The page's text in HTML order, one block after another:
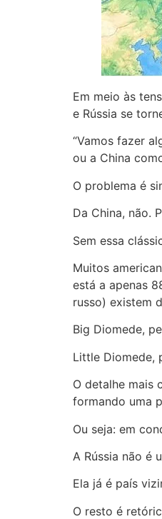
Em meio às
e Rússia se
“Vamos fazer
ou a China
O problema é
Da China, não.
Sem essa
Muitos
está a apenas
russo) existem
Big Diomede,
Little Diomede,
O detalhe mais
formando uma
Ou seja: em
A Rússia não é
Ela já é país
O resto é